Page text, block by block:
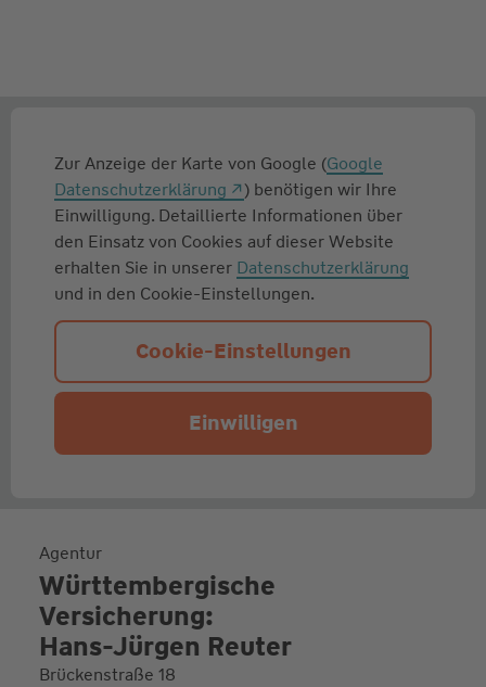
Zur Anzeige der Karte von Google (Google
Datenschutzerklärung
) benötigen wir Ihre
Einwilligung. Detaillierte Informationen über
den Einsatz von Cookies auf dieser Website
erhalten Sie in unserer Datenschutzerklärung
und in den Cookie-Einstellungen.
Cookie-Einstellungen
Einwilligen
Agentur
Württembergische
Versicherung:
Hans-Jürgen Reuter
Brückenstraße 18